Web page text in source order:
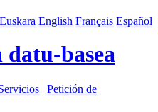
Euskara English Français Español
basea
| Petición de